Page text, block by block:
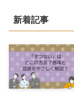
新着記事